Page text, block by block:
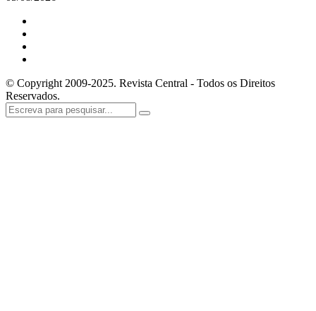
© Copyright 2009-2025. Revista Central - Todos os Direitos
Reservados.